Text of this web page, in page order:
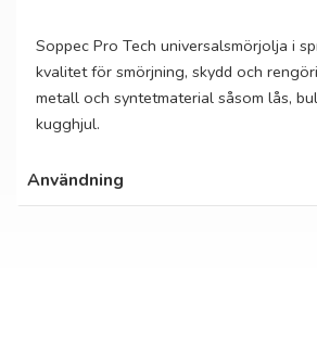
Soppec Pro Tech universalsmörjolja i
kvalitet för smörjning, skydd och
metall och syntetmaterial såsom lås,
kugghjul.
Användning